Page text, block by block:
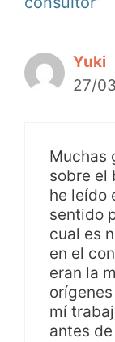
Yuki
27/
Muchas
sobre el
he leído
sentido
cual es
en el
eran la
mí
antes